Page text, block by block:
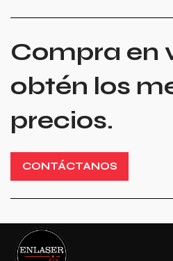
Compra en
obtén los
precios.
CONTÁCTANOS